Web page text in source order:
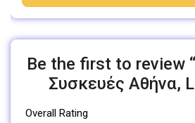
Be the first to review
Συσκευές Αθήνα,
Overall Rating